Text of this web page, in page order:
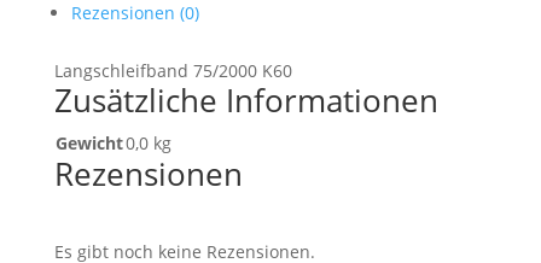
Rezensionen (0)
Langschleifband 75/2000 K60
Zusätzliche Informationen
Gewicht0,0 kg
Rezensionen
Es gibt noch keine Rezensionen.